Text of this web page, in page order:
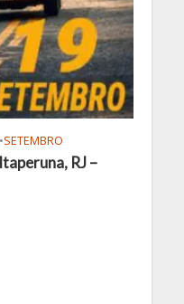
•SETEMBRO
RJ –